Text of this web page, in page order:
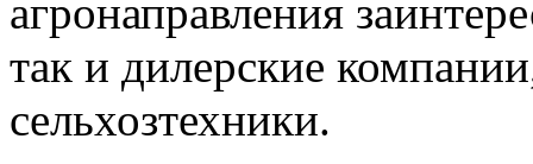
агронаправления
так и дилерские
сельхозтехники.